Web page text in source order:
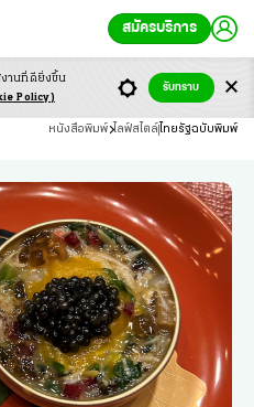
สมัครบริการ
หนังสือพิมพ์ ไลฟ์สไตล์ ไทยรัฐฉบับพิมพ์
งานที่ดียิ่งขึ้น
Policy)
รับทราบ